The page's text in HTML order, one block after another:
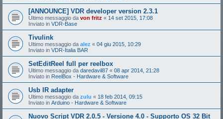
[ANNOUNCE] VDR developer version 2.3.1
Ultimo messaggio da von fritz « 14 set 2015, 17:08
Inviato in VDR-Base
Tivulink
Ultimo messaggio da alez « 04 giu 2015, 10:29
Inviato in VDR-Italia BAR
SetEditReel full per reelbox
Ultimo messaggio da daredavil87 « 08 apr 2014, 21:28
Inviato in ReelBox - Hardware & Software
Usb IR adapter
Ultimo messaggio da zulu « 18 feb 2014, 09:15
Inviato in Arduino - Hardware & Software
Nuovo Script VDR 2.0.5 - Versione 4.0 - Supporto OS 32 Bit